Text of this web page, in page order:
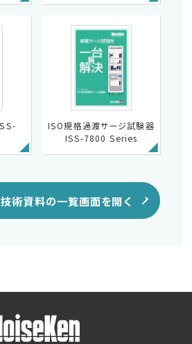
ISO規格過渡サージ試験器
ISS-7800 Series
技術資料の一覧画面を開く